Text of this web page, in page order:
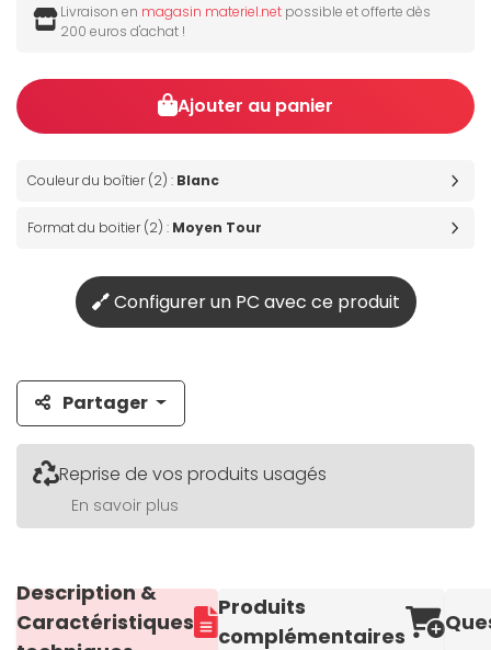
Livraison en magasin materiel.net possible et offerte dès
200 euros d'achat !
Ajouter au panier
Couleur du boîtier (2) : Blanc
Format du boitier (2) : Moyen Tour
Configurer un PC avec ce produit
Partager
Reprise de vos produits usagés
En savoir plus
Description &
Caractéristiques
Produits
complémentaires